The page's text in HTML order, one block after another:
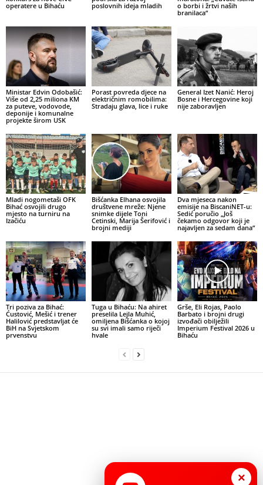
operatere u Bihaću
poslovnih ideja mladih
o borbi i žrtvi naših
branilaca“
Ministar Edvin Odobašić:
Više od 2,25 miliona KM
za puteve, vodovode,
deponije i komunalne
projekte širom USK
Porast povreda djece na
električnim romobilima:
Stradaju glava, lice i ruke
General Izet Nanić: Heroj
Bosne i Hercegovine koji
nije zaboravljen
Mladi nogometaši OFK
Bihać osvojili drugo
mjesto na turniru na
Izačiću
Bišćanka Elhana osvojila
društvene mreže: Njene
snimke dijele Toni
Cetinski, Marija Šerifović i
brojni mediji
Dva mjeseca nakon
emisije na BiscaniNET-u:
Sedić poručio „Još
čekamo odgovor koji je
najavljen za sedam dana“
Tri poziva za Bihać:
Ćustović, Mešić i trener
Halilović predstavljat će
BiH na Svjetskom
prvenstvu
Tuga u Bihaću: Na ahiret
preselila Lejla Muhić,
omiljena Bišćanka o kojoj
su svi imali samo riječi
hvale
Grše, Eli Rojas, Paolo
Barbato i brojni drugi
izvođači obilježili
Imperium Festival 2026 u
Bihaću
×